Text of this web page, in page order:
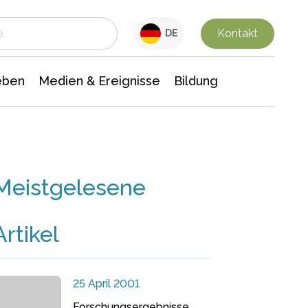
DE Kontakt
Medien & Ereignisse Bildung
25 April 2001